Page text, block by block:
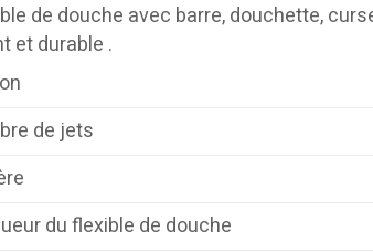
de douche avec barre, douchette,
et durable .
de jets
du flexible de douche